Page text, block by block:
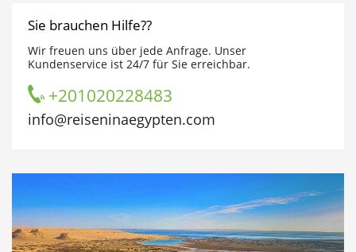
Sie brauchen Hilfe??
Wir freuen uns über jede Anfrage. Unser
Kundenservice ist 24/7 für Sie erreichbar.
+201020228483
info@reiseninaegypten.com